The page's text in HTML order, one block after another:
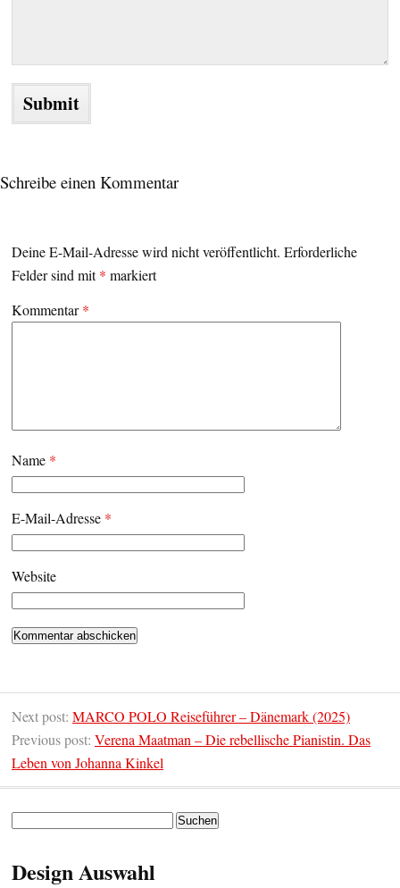
Schreibe einen Kommentar
Deine E-Mail-Adresse wird nicht veröffentlicht. Erforderliche
Felder sind mit* markiert
Kommentar*
Name *
E-Mail-Adresse *
Website
Next post: MARCO POLO Reiseführer – Dänemark (2025)
Previous post: Verena Maatman – Die rebellische Pianistin. Das
Leben von Johanna Kinkel
Design Auswahl